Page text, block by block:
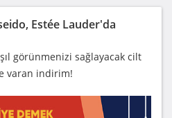
Estée Lauder'da
görünmenizi sağlayacak cilt
varan indirim!